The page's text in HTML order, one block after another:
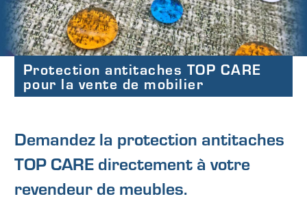
Protection antitaches TOP CARE
pour la vente de mobilier
Demandez la protection antitaches
TOP CARE directement à votre
revendeur de meubles.